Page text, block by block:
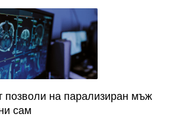
позволи на парализиран мъж
сам